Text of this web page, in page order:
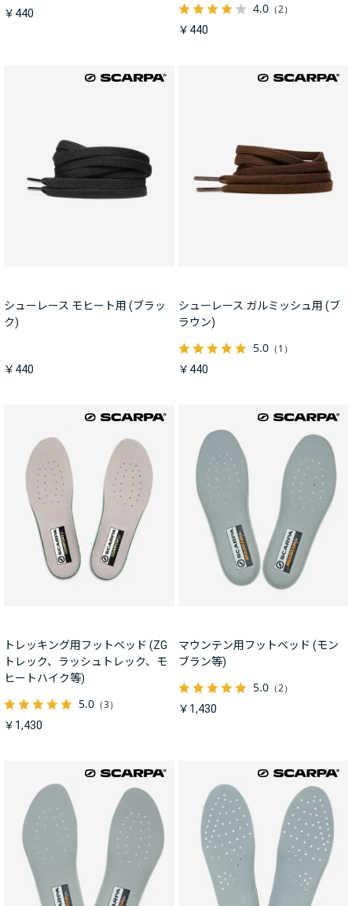
￥440 4.0（2）
￥440
シューレース モヒート用 (ブラッ
ク)
￥440
シューレース ガルミッシュ用 (ブ
ラウン)
5.0（1）
￥440
トレッキング用フットベッド (ZG
トレック、ラッシュトレック、モ
ヒートハイク等)
5.0 （3）
￥1,430
マウンテン用フットベッド (モン
ブラン等)
5.0（2）
￥1,430